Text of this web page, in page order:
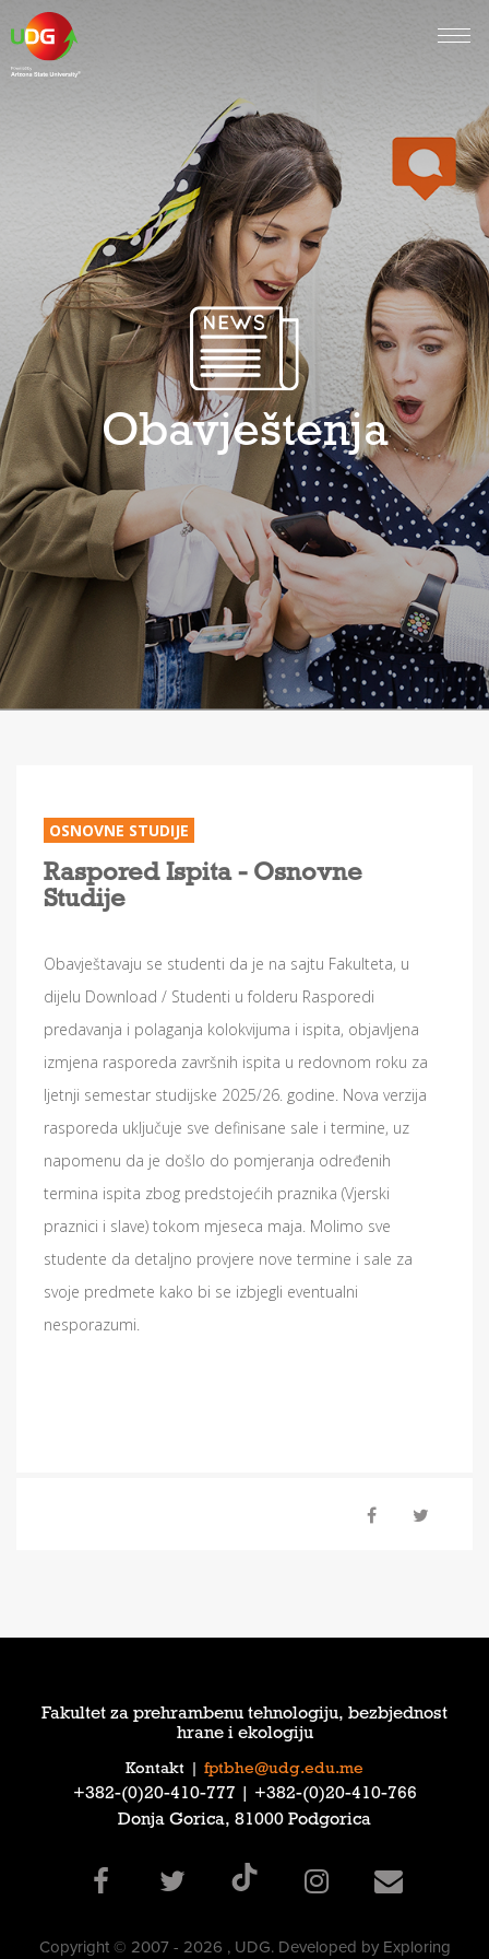
Obavještenja
OSNOVNE STUDIJE
Raspored Ispita - Osnovne
Studije
Obavještavaju se studenti da je na sajtu Fakulteta, u
dijelu Download / Studenti u folderu Rasporedi
predavanja i polaganja kolokvijuma i ispita, objavljena
izmjena rasporeda završnih ispita u redovnom roku za
ljetnji semestar studijske 2025/26. godine. Nova verzija
rasporeda uključuje sve definisane sale i termine, uz
napomenu da je došlo do pomjeranja određenih
termina ispita zbog predstojećih praznika (Vjerski
praznici i slave) tokom mjeseca maja. Molimo sve
studente da detaljno provjere nove termine i sale za
svoje predmete kako bi se izbjegli eventualni
nesporazumi.
Fakultet za prehrambenu tehnologiju, bezbjednost
hrane i ekologiju
Kontakt fptbhe@udg.edu.me
‎+382-(0)20-410-777‎ | ‎+382-(0)20-410-766‎
Donja Gorica, 81000 Podgorica
Copyright © 2007 - 2026 , UDG. Developed by Exploring